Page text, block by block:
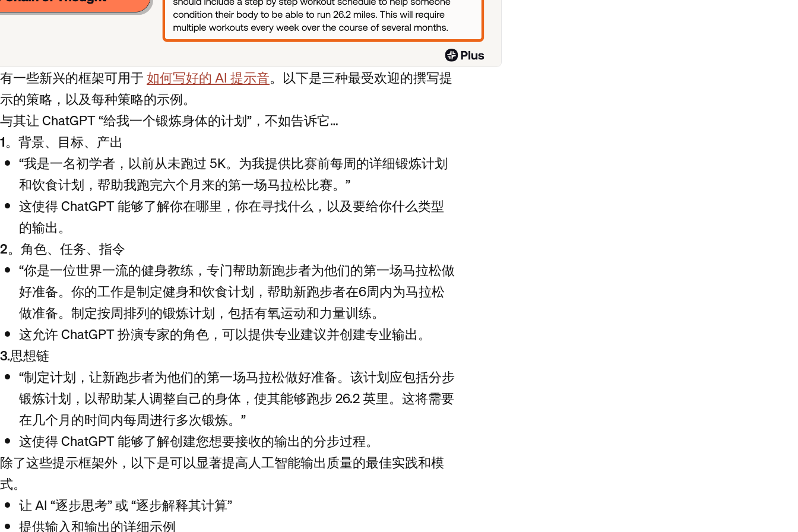
有一些新兴的框架可用于如何写好的 AI 提示音。以下是三种最受欢迎的撰写提
示的策略，以及每种策略的示例。
与其让 ChatGPT “给我一个锻炼身体的计划”，不如告诉它…
1。背景、目标、产出
“我是一名初学者，以前从未跑过 5K。为我提供比赛前每周的详细锻炼计划
和饮食计划，帮助我跑完六个月来的第一场马拉松比赛。”
这使得 ChatGPT 能够了解你在哪里，你在寻找什么，以及要给你什么类型
的输出。
2。角色、任务、指令
“你是一位世界一流的健身教练，专门帮助新跑步者为他们的第一场马拉松做
好准备。你的工作是制定健身和饮食计划，帮助新跑步者在6周内为马拉松
做准备。制定按周排列的锻炼计划，包括有氧运动和力量训练。
这允许 ChatGPT 扮演专家的角色，可以提供专业建议并创建专业输出。
3.思想链
“制定计划，让新跑步者为他们的第一场马拉松做好准备。该计划应包括分步
锻炼计划，以帮助某人调整自己的身体，使其能够跑步 26.2 英里。这将需要
在几个月的时间内每周进行多次锻炼。”
这使得 ChatGPT 能够了解创建您想要接收的输出的分步过程。
除了这些提示框架外，以下是可以显著提高人工智能输出质量的最佳实践和模
式。
让 AI “逐步思考” 或 “逐步解释其计算”
提供输入和输出的详细示例